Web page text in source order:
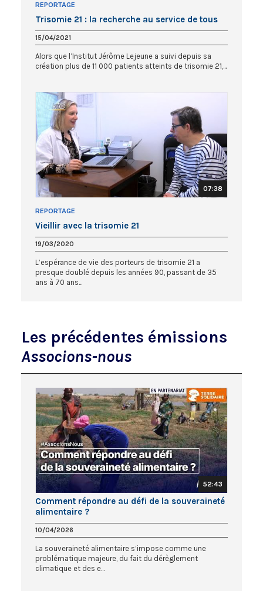
REPORTAGE
Trisomie 21 : la recherche au service de tous
15/04/2021
Alors que l’Institut Jérôme Lejeune a suivi depuis sa
création plus de 11 000 patients atteints de trisomie 21,...
07:38
REPORTAGE
Vieillir avec la trisomie 21
19/03/2020
L’espérance de vie des porteurs de trisomie 21 a
presque doublé depuis les années 90, passant de 35
ans à 70 ans...
Les précédentes émissions
Associons-nous
52:43
Comment répondre au défi de la souveraineté
alimentaire ?
10/04/2026
La souveraineté alimentaire s’impose comme une
problématique majeure, du fait du dérèglement
climatique et des e...